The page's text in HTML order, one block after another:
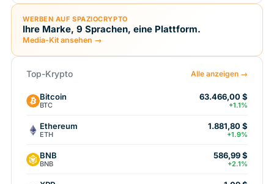
WERBEN AUF SPAZIOCRYPTO
Ihre Marke, 9 Sprachen, eine Plattform.
Media-Kit ansehen →
Top-Krypto Alle anzeigen →
Bitcoin
BTC
63.466,00 $
+1.1%
Ethereum
ETH
1.881,80 $
+1.9%
BNB
BNB
586,99 $
+2.1%